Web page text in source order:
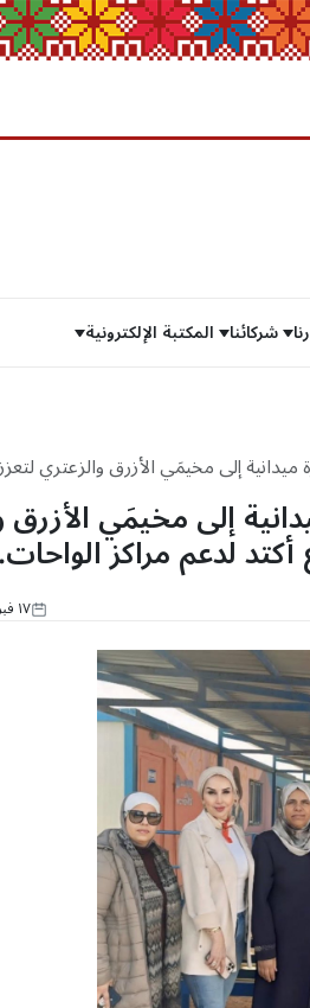
شركائنا المكتبة الإلكترونية
إلى مخيمَي الأزرق والزعتري
مراكز الواحات.
إلى مخيمَي الأزرق
لدعم مراكز
١٧ فبراير، ٢٠٢٦